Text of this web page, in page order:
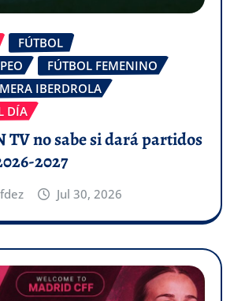
FÚTBOL
FÚTBOL FEMENINO
IBERDROLA
DÍA
TV no sabe si dará partidos
2027
Jul 30, 2026